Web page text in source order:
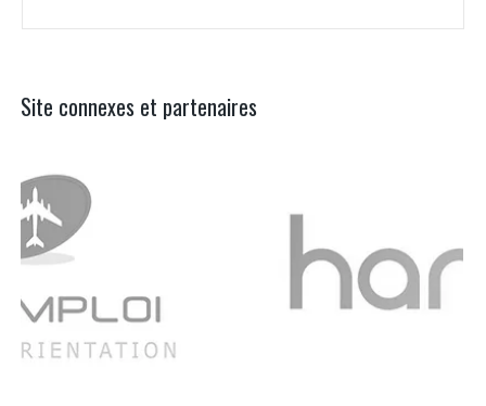
Site connexes et partenaires